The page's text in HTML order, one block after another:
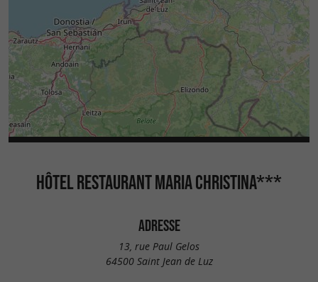
HÔTEL RESTAURANT MARIA CHRISTINA***
ADRESSE
13, rue Paul Gelos
64500 Saint Jean de Luz